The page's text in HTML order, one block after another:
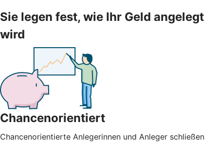
Sie legen fest, wie Ihr Geld angelegt
wird
Chancenorientiert
Chancenorientierte Anlegerinnen und Anleger schließen